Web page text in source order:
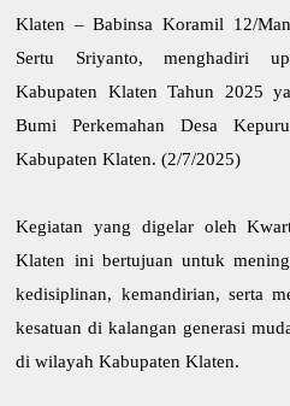
Klaten – Babinsa Koramil 12/
Sertu Sriyanto, menghadiri
Kabupaten Klaten Tahun 2025
Bumi Perkemahan Desa
Kabupaten Klaten. (2/7/2025)
Kegiatan yang digelar oleh
Klaten ini bertujuan untuk
kedisiplinan, kemandirian, serta
kesatuan di kalangan generasi
di wilayah Kabupaten Klaten.